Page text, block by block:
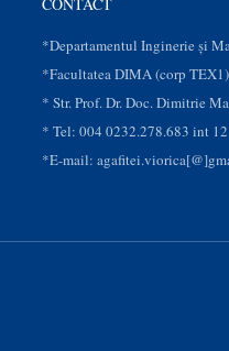
*Departamentul Inginerie și
*Facultatea DIMA (corp
* Str. Prof. Dr. Doc. Dimitrie
* Tel: 004 0232.278.683 int
*E-mail: